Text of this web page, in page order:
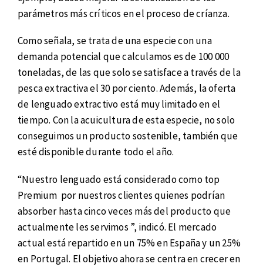
parámetros más críticos en el proceso de críanza.
Como señala, se trata de una especie con una
demanda potencial que calculamos es de 100 000
toneladas, de las que solo se satisface a través de la
pesca extractiva el 30 por ciento. Además, la oferta
de lenguado extractivo está muy limitado en el
tiempo. Con la acuicultura de esta especie, no solo
conseguimos un producto sostenible, también que
esté disponible durante todo el año.
“Nuestro lenguado está considerado como top
Premium por nuestros clientes quienes podrían
absorber hasta cinco veces más del producto que
actualmente les servimos ”, indicó. El mercado
actual está repartido en un 75% en España y un 25%
en Portugal. El objetivo ahora se centra en crecer en